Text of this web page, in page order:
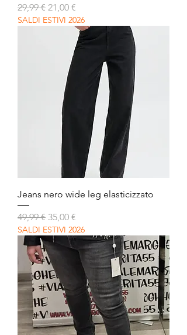
Prezzo regolare
29,99 € Prezzo scontato
21,00 €
SALDI ESTIVI 2026
Jeans nero wide leg elasticizzato
Prezzo regolare
49,99 € Prezzo scontato
35,00 €
SALDI ESTIVI 2026